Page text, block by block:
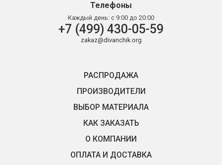
Телефоны
Каждый день: с 9:00 до 20:00
+7 (499) 430-05-59
zakaz@divanchik.org
РАСПРОДАЖА
ПРОИЗВОДИТЕЛИ
ВЫБОР МАТЕРИАЛА
КАК ЗАКАЗАТЬ
О КОМПАНИИ
ОПЛАТА И ДОСТАВКА